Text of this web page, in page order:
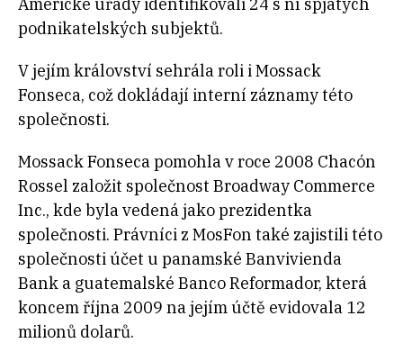
podnikatelských subjektů.
V jejím království sehrála roli i Mossack
Fonseca, což dokládají interní záznamy této
společnosti.
Mossack Fonseca pomohla v roce 2008 Chacón
Rossel založit společnost Broadway Commerce
Inc., kde byla vedená jako prezidentka
společnosti. Právníci z MosFon také zajistili této
společnosti účet u panamské Banvivienda
Bank a guatemalské Banco Reformador, která
koncem října 2009 na jejím účtě evidovala 12
milionů dolarů.